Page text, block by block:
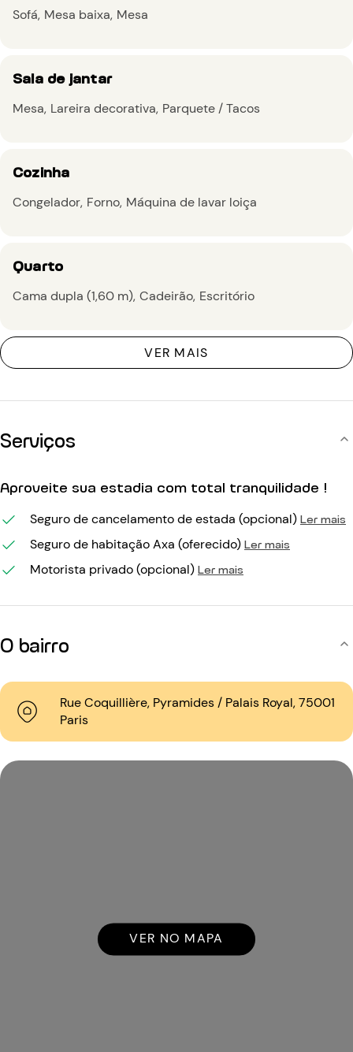
Sofá Mesa baixa Mesa
Sala de jantar
Mesa Lareira decorativa Parquete / Tacos
Cozinha
Congelador Forno Máquina de lavar loiça
Quarto
Cama dupla (1,60 m) Cadeirão Escritório
VER MAIS
Serviços
Aproveite sua estadia com total tranquilidade !
Seguro de cancelamento de estada (opcional) Ler mais
Seguro de habitação Axa (oferecido) Ler mais
Motorista privado (opcional) Ler mais
O bairro
Rue Coquillière, Pyramides / Palais Royal, 75001
Paris
VER NO MAPA